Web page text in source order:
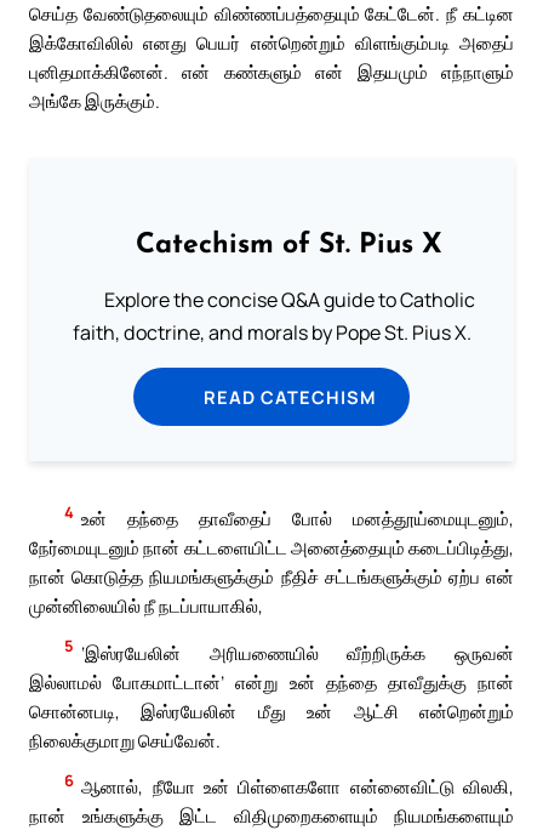
செய்த வேண்டுதலையும் விண்ணப்பத்தையும் கேட்டேன். நீ கட்டின
இக்கோவிலில் எனது பெயர் என்றென்றும் விளங்கும்படி அதைப்
புனிதமாக்கினேன். என் கண்களும் என் இதயமும் எந்நாளும்
அங்கே இருக்கும்.
Catechism of St. Pius X
Explore the concise Q&A guide to Catholic
faith, doctrine, and morals by Pope St. Pius X.
READ CATECHISM
4 உன் தந்தை தாவீதைப் போல் மனத்தூய்மையுடனும்,
நேர்மையுடனும் நான் கட்டளையிட்ட அனைத்தையும் கடைப்பிடித்து,
நான் கொடுத்த நியமங்களுக்கும் நீதிச் சட்டங்களுக்கும் ஏற்ப என்
முன்னிலையில் நீ நடப்பாயாகில்,
5 ‘இஸ்ரயேலின் அரியணையில் வீற்றிருக்க ஒருவன்
இல்லாமல் போகமாட்டான்’ என்று உன் தந்தை தாவீதுக்கு நான்
சொன்னபடி, இஸ்ரயேலின் மீது உன் ஆட்சி என்றென்றும்
நிலைக்குமாறு செய்வேன்.
6 ஆனால், நீயோ உன் பிள்ளைகளோ என்னைவிட்டு விலகி,
நான் உங்களுக்கு இட்ட விதிமுறைகளையும் நியமங்களையும்